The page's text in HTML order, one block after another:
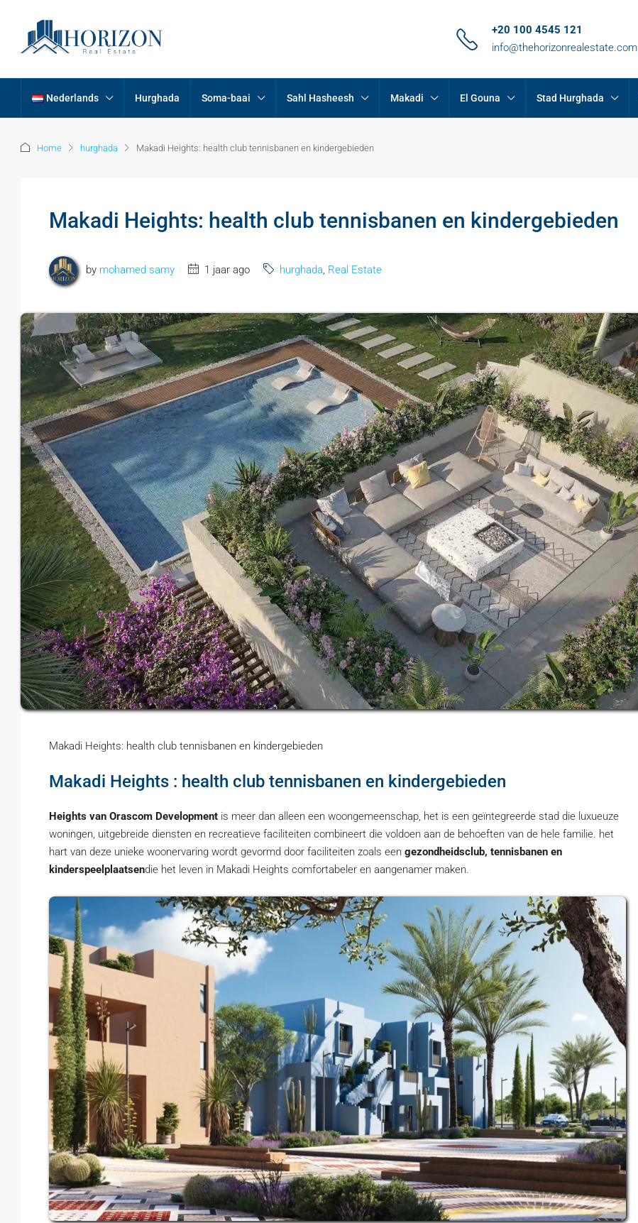
+20 100 4545 121
info@thehorizonrealestate.com
Nederlands Hurghada Soma-baai Sahl Hasheesh Makadi El Gouna Stad Hurghada
Home hurghada Makadi Heights: health club tennisbanen en kindergebieden
Makadi Heights: health club tennisbanen en kindergebieden
by mohamed samy 1 jaar ago hurghada, Real Estate
Makadi Heights: health club tennisbanen en kindergebieden
Makadi Heights : health club tennisbanen en kindergebieden
Heights van Orascom Development is meer dan alleen een woongemeenschap, het is een geïntegreerde stad die luxueuze
woningen, uitgebreide diensten en recreatieve faciliteiten combineert die voldoen aan de behoeften van de hele familie. het
hart van deze unieke woonervaring wordt gevormd door faciliteiten zoals een gezondheidsclub, tennisbanen en
kinderspeelplaatsendie het leven in Makadi Heights comfortabeler en aangenamer maken.